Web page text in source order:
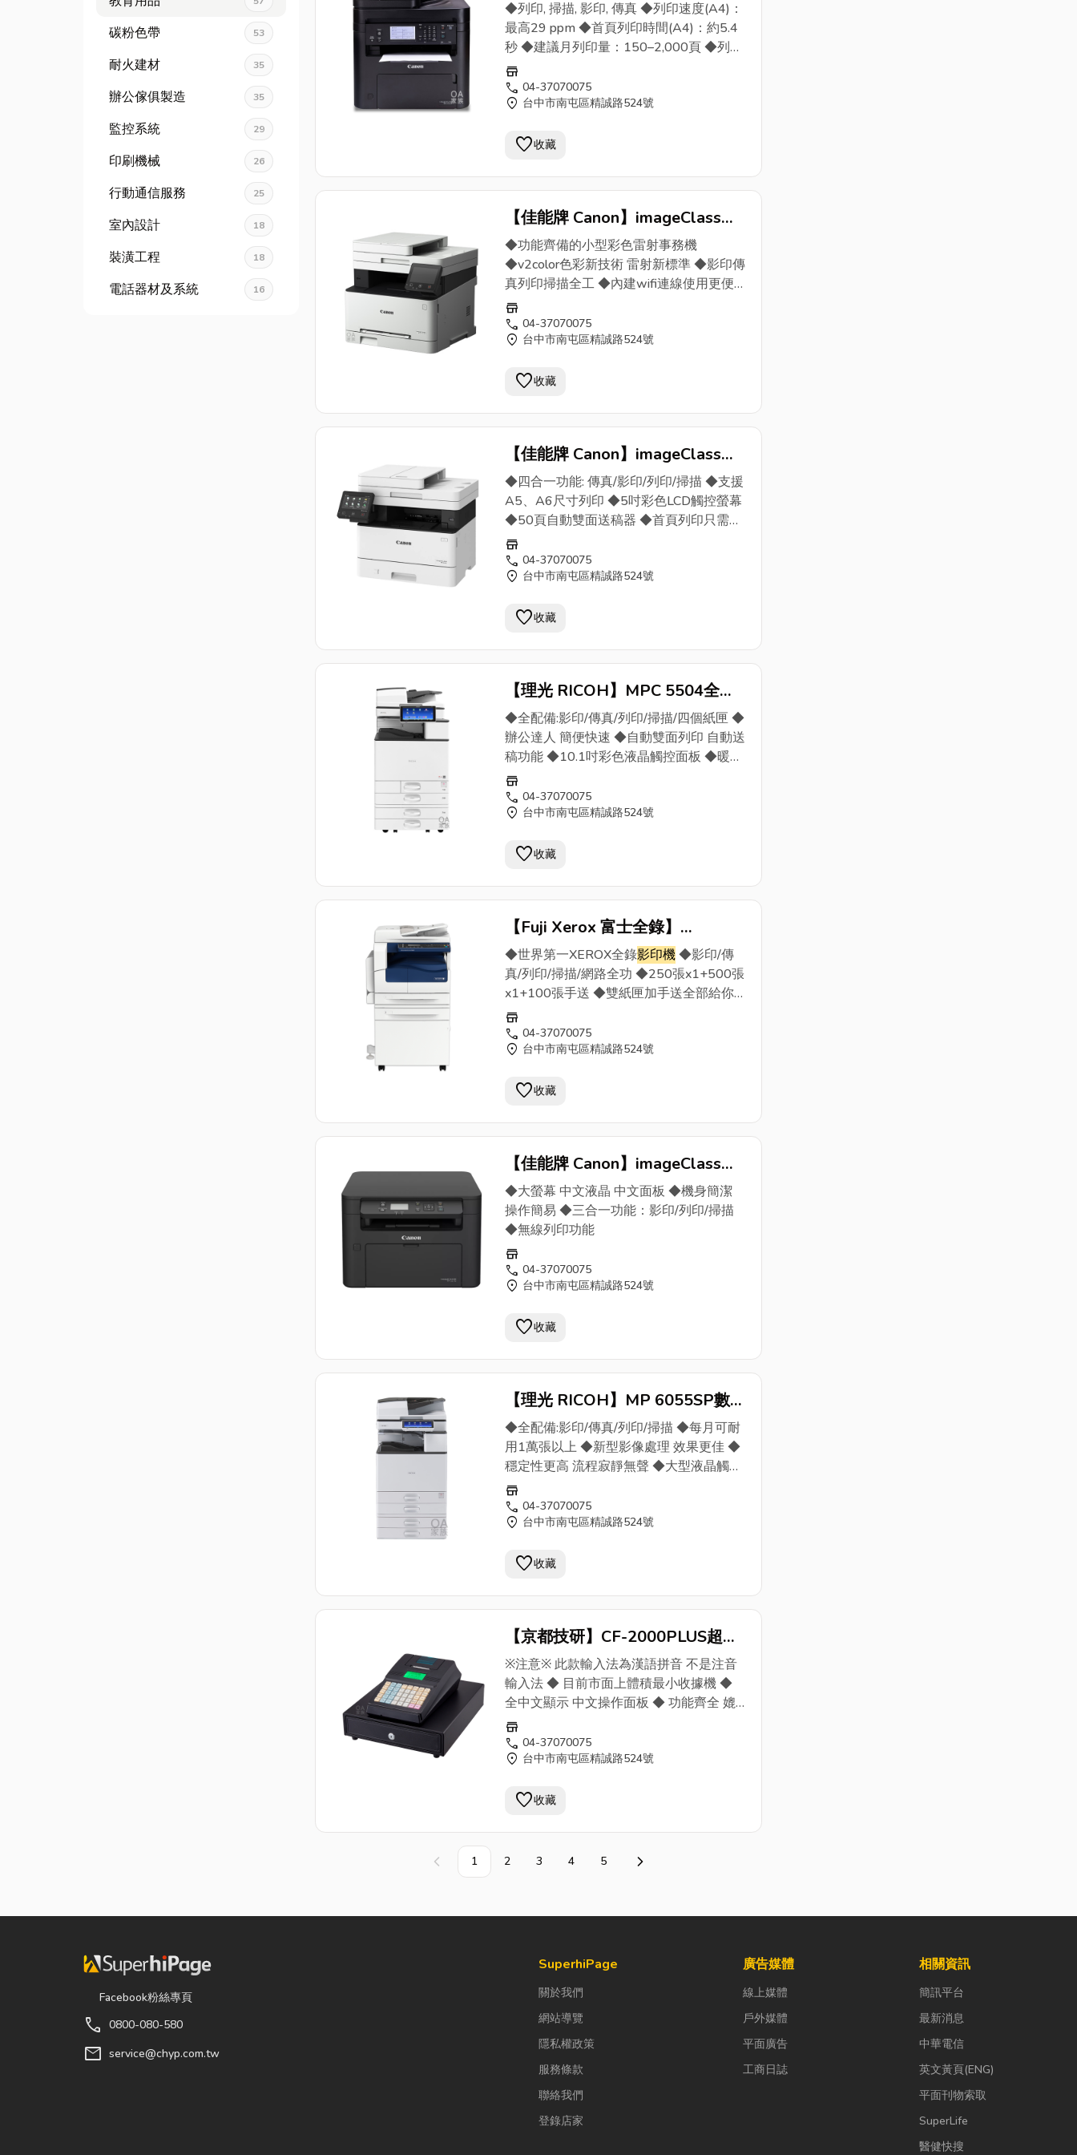
碳粉色帶 53
耐火建材 35
辦公傢俱製造 35
監控系統 29
印刷機械 26
行動通信服務 25
室內設計 18
裝潢工程 18
電話器材及系統 16
(公司貨) - OA家族找日傳
◆列印, 掃描, 影印, 傳真 ◆列印速度(A4)：
最高29 ppm ◆首頁列印時間(A4)：約5.4
秒 ◆建議月列印量：150–2,000頁 ◆列印
解析度：最高2,400(等值)x600dpi
store
call 04-37070075
location_on 台中市南屯區精誠路524號
favorite收藏
【佳能牌 Canon】imageClass
MF644Cdw彩色小型影印機
機(公司貨) - OA家族找日傳
◆功能齊備的小型彩色雷射事務機
◆v2color色彩新技術 雷射新標準 ◆影印傳
真列印掃描全工 ◆內建wifi連線使用更便
利 ◆5吋超大觸控LCD液晶 ◆全自動雙面
列印影印掃描 ◆每分鐘18頁高速列印
store
call 04-37070075
location_on 台中市南屯區精誠路524號
favorite收藏
【佳能牌 Canon】imageClass
MF449x黑白雷射事務機影印機
(公司貨) - OA家族找日傳
◆四合一功能: 傳真/影印/列印/掃描 ◆支援
A5、A6尺寸列印 ◆5吋彩色LCD觸控螢幕
◆50頁自動雙面送稿器 ◆首頁列印只需
5.5秒，列印速度為每分鐘38頁 ◆全雙面
功能，支援雙面列印、雙面掃描、雙面影
印及雙面傳真
store
call 04-37070075
location_on 台中市南屯區精誠路524號
favorite收藏
【理光 RICOH】MPC 5504全功
能彩色影印機事務機(福利機) -
OA家族找日傳
◆全配備:影印/傳真/列印/掃描/四個紙匣 ◆
辦公達人 簡便快速 ◆自動雙面列印 自動送
稿功能 ◆10.1吋彩色液晶觸控面板 ◆暖機
超快速 擁有斷電記憶保護 ◆超短進紙流
程、超強抓紙系統 ◆最新顯影技術讓效果
更鮮豔 ◆每分鐘55張高速影印 ◆贈送一組
store
call 04-37070075
location_on 台中市南屯區精誠路524號
favorite收藏
【Fuji Xerox 富士全錄】
DocuCentre S2320F 黑白數位多
功能複合機/事務機/影印機-OA家
族找日傳
◆世界第一XEROX全錄影印機◆影印/傳
真/列印/掃描/網路全功 ◆250張x1+500張
x1+100張手送 ◆雙紙匣加手送全部給你
◆超高影印列印品質 效果保證滿意 ◆功能
齊備一次購齊 ◆加贈一隻原廠碳粉 ◆超微
粒碳粉效果清晰 ◆減少回收環保愛地球 ◆
store
call 04-37070075
location_on 台中市南屯區精誠路524號
favorite收藏
【佳能牌 Canon】imageClass
MF113w小型黑白雷射事務機影
印機(公司貨) - OA家族找日傳
◆大螢幕 中文液晶 中文面板 ◆機身簡潔
操作簡易 ◆三合一功能：影印/列印/掃描
◆無線列印功能
store
call 04-37070075
location_on 台中市南屯區精誠路524號
favorite收藏
【理光 RICOH】MP 6055SP數
位黑白多功能影印機/事務機(福利
機) - OA家族找日傳
◆全配備:影印/傳真/列印/掃描 ◆每月可耐
用1萬張以上 ◆新型影像處理 效果更佳 ◆
穩定性更高 流程寂靜無聲 ◆大型液晶觸控
操作更方便 ◆最新到港 數量不多 要買要快
store
call 04-37070075
location_on 台中市南屯區精誠路524號
favorite收藏
【京都技研】CF-2000PLUS超小
型中文收據機/收銀機(漢語拼音) -
OA家族找日傳
※注意※ 此款輸入法為漢語拼音 不是注音
輸入法 ◆ 目前市面上體積最小收據機 ◆
全中文顯示 中文操作面板 ◆ 功能齊全 媲
美大型收銀機 ◆ 最多20個部門鍵 10000
個PLU ◆ 超大發光LED顯示 清晰易讀 ◆
按鍵軟硬適中 觸感超佳 ◆ 加贈10捲感熱
保證
store
call 04-37070075
location_on 台中市南屯區精誠路524號
favorite收藏
上一頁 1 2 3 4 5 下一頁
Facebook粉絲專頁
call 0800-080-580
mail service@chyp.com.tw
SuperhiPage
關於我們
網站導覽
隱私權政策
服務條款
聯絡我們
登錄店家
廣告媒體
線上媒體
戶外媒體
平面廣告
工商日誌
相關資訊
簡訊平台
最新消息
中華電信
英文黃頁(ENG)
平面刊物索取
SuperLife
醫健快搜